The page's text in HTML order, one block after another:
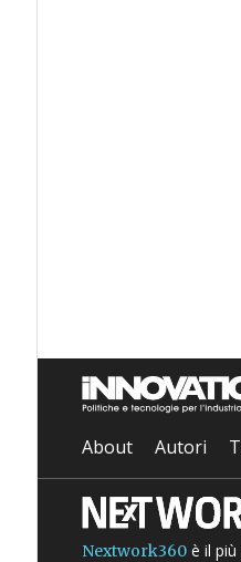
About Autori
Nextwork360è il più